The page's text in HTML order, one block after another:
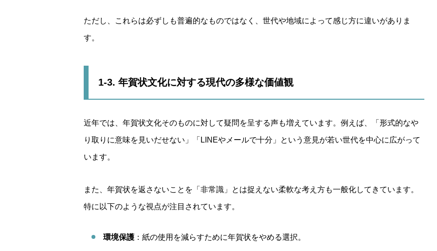
ただし、これらは必ずしも普遍的なものではなく、世代や地域によって感じ方に違いがありま
す。
1-3. 年賀状文化に対する現代の多様な価値観
近年では、年賀状文化そのものに対して疑問を呈する声も増えています。例えば、「形式的なや
り取りに意味を見いだせない」「LINEやメールで十分」という意見が若い世代を中心に広がって
います。
また、年賀状を返さないことを「非常識」とは捉えない柔軟な考え方も一般化してきています。
特に以下のような視点が注目されています。
環境保護 ：紙の使用を減らすために年賀状をやめる選択。